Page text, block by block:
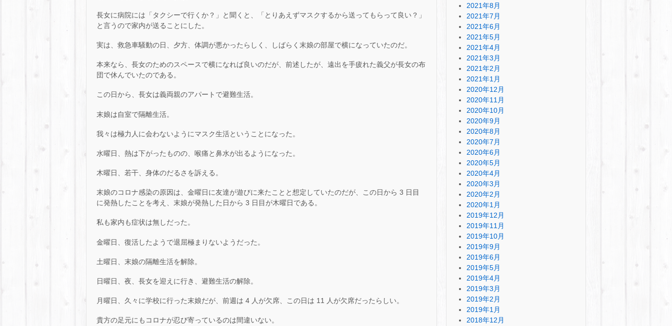
長女に病院には「タクシーで行くか？」と聞くと、「とりあえずマスクするから送ってもらって良い？」
と言うので家内が送ることにした。
実は、救急車騒動の日、夕方、体調が悪かったらしく、しばらく末娘の部屋で横になっていたのだ。
本来なら、長女のためのスペースで横になれば良いのだが、前述したが、遠出を手疲れた義父が長女の布
団で休んでいたのである。
この日から、長女は義両親のアパートで避難生活。
末娘は自室で隔離生活。
我々は極力人に会わないようにマスク生活ということになった。
水曜日、熱は下がったものの、喉痛と鼻水が出るようになった。
木曜日、若干、身体のだるさを訴える。
末娘のコロナ感染の原因は、金曜日に友達が遊びに来たことと想定していたのだが、この日から 3 日目
に発熱したことを考え、末娘が発熱した日から 3 日目が木曜日である。
私も家内も症状は無しだった。
金曜日、復活したようで退屈極まりないようだった。
土曜日、末娘の隔離生活を解除。
日曜日、夜、長女を迎えに行き、避難生活の解除。
月曜日、久々に学校に行った末娘だが、前週は 4 人が欠席、この日は 11 人が欠席だったらしい。
貴方の足元にもコロナが忍び寄っているのは間違いない。
2021年8月
2021年7月
2021年6月
2021年5月
2021年4月
2021年3月
2021年2月
2021年1月
2020年12月
2020年11月
2020年10月
2020年9月
2020年8月
2020年7月
2020年6月
2020年5月
2020年4月
2020年3月
2020年2月
2020年1月
2019年12月
2019年11月
2019年10月
2019年9月
2019年6月
2019年5月
2019年4月
2019年3月
2019年2月
2019年1月
2018年12月